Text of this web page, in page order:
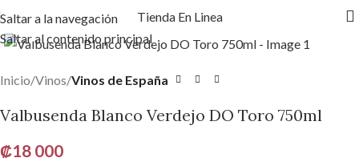
Saltar a la navegación
Saltar al contenido principal
Tienda En Linea
Haga clic para ampliar
Inicio Vinos Vinos de España
Valbusenda Blanco Verdejo DO Toro 750ml
₡18 000